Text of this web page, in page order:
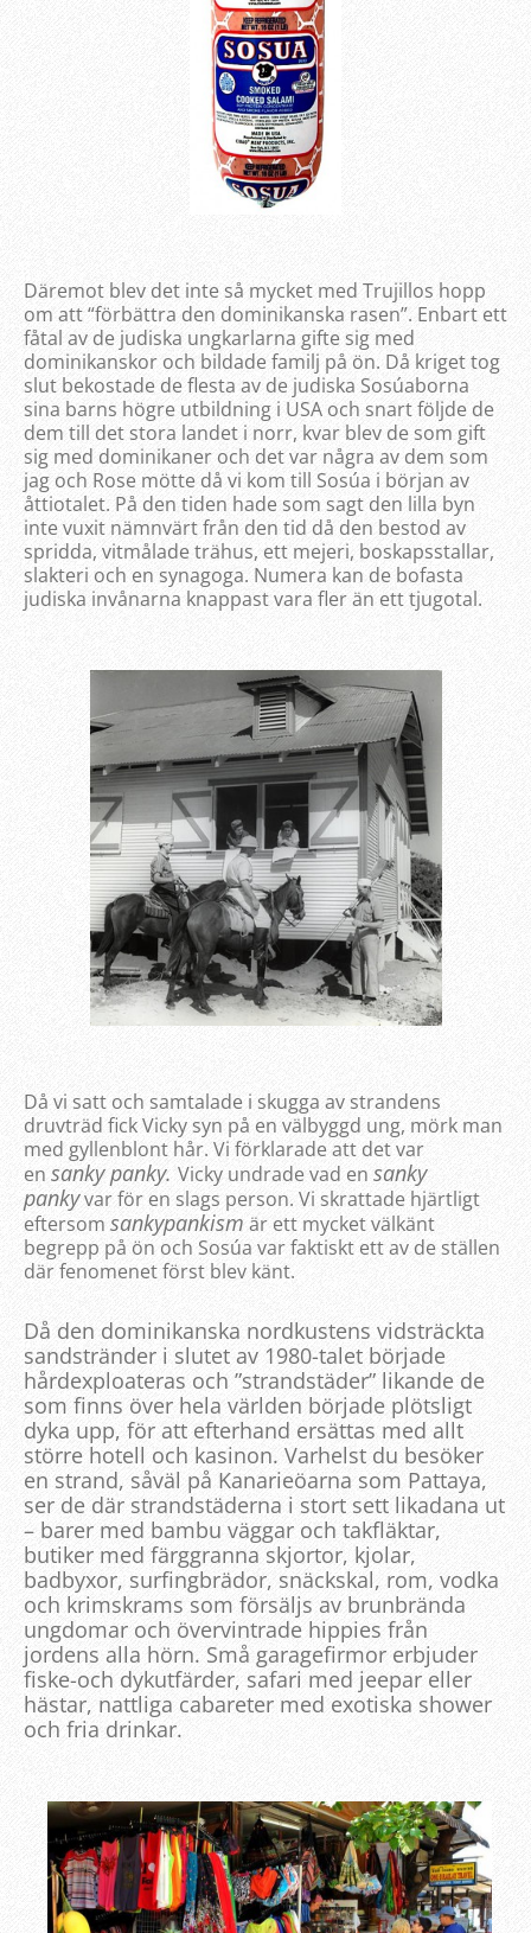
Däremot blev det inte så mycket med Trujillos hopp
om att “förbättra den dominikanska rasen”. Enbart ett
fåtal av de judiska ungkarlarna gifte sig med
dominikanskor och bildade familj på ön. Då kriget tog
slut bekostade de flesta av de judiska Sosúaborna
sina barns högre utbildning i USA och snart följde de
dem till det stora landet i norr, kvar blev de som gift
sig med dominikaner och det var några av dem som
jag och Rose mötte då vi kom till Sosúa i början av
åttiotalet. På den tiden hade som sagt den lilla byn
inte vuxit nämnvärt från den tid då den bestod av
spridda, vitmålade trähus, ett mejeri, boskapsstallar,
slakteri och en synagoga. Numera kan de bofasta
judiska invånarna knappast vara fler än ett tjugotal.
Då vi satt och samtalade i skugga av strandens
druvträd fick Vicky syn på en välbyggd ung, mörk man
med gyllenblont hår. Vi förklarade att det var
en sanky panky. Vicky undrade vad en sanky
pankyvar för en slags person. Vi skrattade hjärtligt
eftersom sankypankism är ett mycket välkänt
begrepp på ön och Sosúa var faktiskt ett av de ställen
där fenomenet först blev känt.
Då den dominikanska nordkustens vidsträckta
sandstränder i slutet av 1980-talet började
hårdexploateras och ”strandstäder” likande de
som finns över hela världen började plötsligt
dyka upp, för att efterhand ersättas med allt
större hotell och kasinon. Varhelst du besöker
en strand, såväl på Kanarieöarna som Pattaya,
ser de där strandstäderna i stort sett likadana ut
– barer med bambu väggar och takfläktar,
butiker med färggranna skjortor, kjolar,
badbyxor, surfingbrädor, snäckskal, rom, vodka
och krimskrams som försäljs av brunbrända
ungdomar och övervintrade hippies från
jordens alla hörn. Små garagefirmor erbjuder
fiske-och dykutfärder, safari med jeepar eller
hästar, nattliga cabareter med exotiska shower
och fria drinkar.